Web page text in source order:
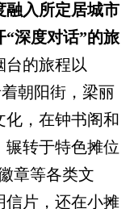
融入所定居城市
深度对话”的旅
台的旅程以
朝阳街，梁丽
化，在钟书阁和
辗转于特色摊位
章等各类文
信片，还在小摊